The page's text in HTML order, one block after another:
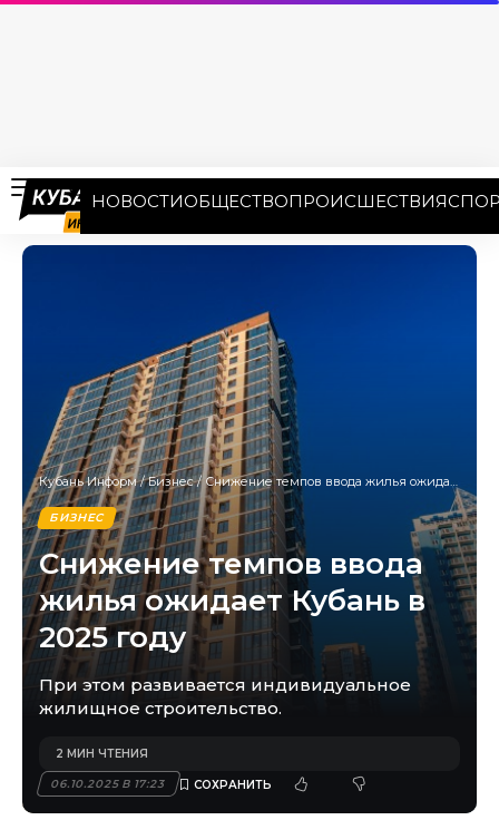
НОВОСТИОБЩЕСТВОПРОИСШЕСТВИЯ
Кубань Информ/Бизнес/ Снижение темпов ввода жилья ожидает Кубань в 2025 году
БИЗНЕС
Снижение темпов ввода
жилья ожидает Кубань в
2025 году
При этом развивается индивидуальное
жилищное строительство.
06.10.2025 В 17:23
2 МИН ЧТЕНИЯ